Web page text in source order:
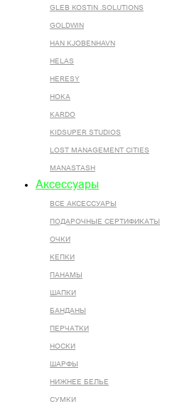
GLEB KOSTIN .SOLUTIONS
GOLDWIN
HAN KJOBENHAVN
HELAS
HERESY
HOKA
KARDO
KIDSUPER STUDIOS
LOST MANAGEMENT CITIES
MANASTASH
Аксессуары
ВСЕ AКСЕССУАРЫ
ПОДАРОЧНЫЕ СЕРТИФИКАТЫ
ОЧКИ
КЕПКИ
ПАНАМЫ
ШАПКИ
БАНДАНЫ
ПЕРЧАТКИ
НОСКИ
ШАРФЫ
НИЖНЕЕ БЕЛЬЕ
СУМКИ